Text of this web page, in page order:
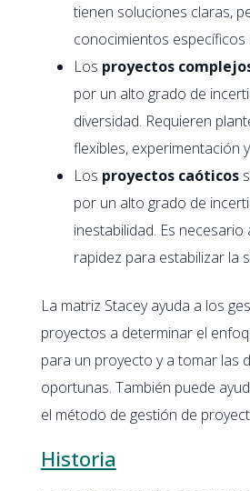
tienen soluciones claras,
conocimientos específicos
Los proyectos
por un alto grado de
diversidad. Requieren
flexibles, experimentación
Los proyectos caóticos
por un alto grado de
inestabilidad. Es
rapidez para estabilizar la
La matriz Stacey ayuda a los
proyectos a determinar el
para un proyecto y a tomar las
oportunas. También puede
el método de gestión de
Historia